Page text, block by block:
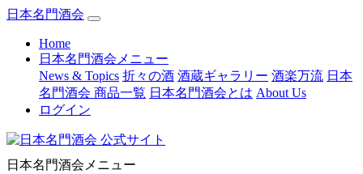
日本名門酒会
Home(current)
日本名門酒会メニュー
News & Topics 折々の酒 酒蔵ギャラリー 酒楽万流 日本
名門酒会 商品一覧 日本名門酒会とは About Us
ログイン
日本名門酒会メニュー